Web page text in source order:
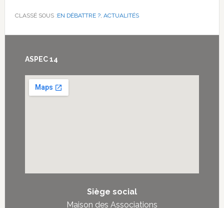
CLASSÉ SOUS :EN DÉBATTRE ?, ACTUALITÉS
Footer
ASPEC 14
Siège social
Maison des Associations